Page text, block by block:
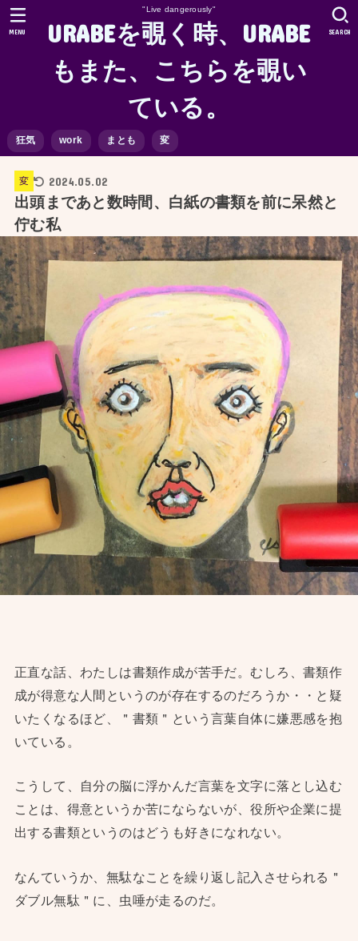
"Live dangerously"
URABEを覗く時、URABE
もまた、こちらを覗い
ている。
狂気 work まとも 変
SEARCH
MENU
変 2024.05.02
出頭まであと数時間、白紙の書類を前に呆然と
佇む私
正直な話、わたしは書類作成が苦手だ。むしろ、書類作
成が得意な人間というのが存在するのだろうか・・と疑
いたくなるほど、＂書類＂という言葉自体に嫌悪感を抱
いている。
こうして、自分の脳に浮かんだ言葉を文字に落とし込む
ことは、得意というか苦にならないが、役所や企業に提
出する書類というのはどうも好きになれない。
なんていうか、無駄なことを繰り返し記入させられる＂
ダブル無駄＂に、虫唾が走るのだ。